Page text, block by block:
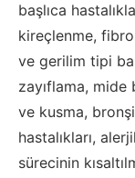
başlıca
kireçlenme,
ve gerilim tipi
zayıflama, mide
ve kusma,
hastalıkları,
sürecinin